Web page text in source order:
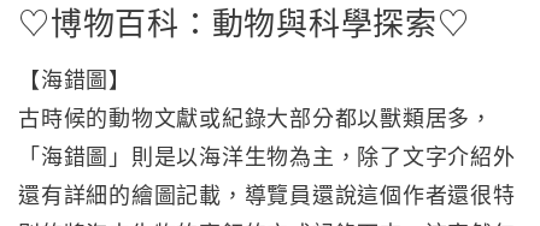
♡博物百科：動物與科學探索♡
【海錯圖】
古時候的動物文獻或紀錄大部分都以獸類居多，
「海錯圖」則是以海洋生物為主，除了文字介紹外
還有詳細的繪圖記載，導覽員還說這個作者還很特